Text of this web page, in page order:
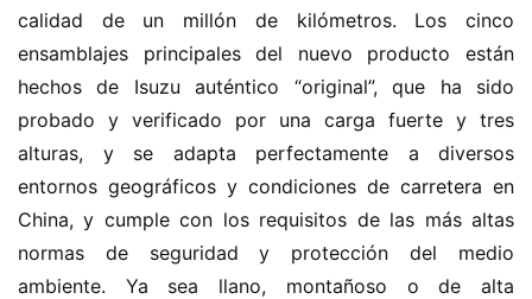
calidad de un millón de kilómetros. Los cinco
ensamblajes principales del nuevo producto están
hechos de Isuzu auténtico “original”, que ha sido
probado y verificado por una carga fuerte y tres
alturas, y se adapta perfectamente a diversos
entornos geográficos y condiciones de carretera en
China, y cumple con los requisitos de las más altas
normas de seguridad y protección del medio
ambiente. Ya sea llano, montañoso o de alta